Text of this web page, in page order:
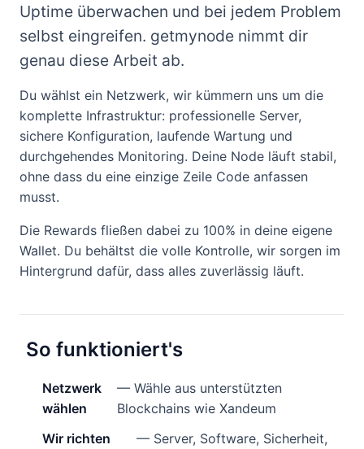
Uptime überwachen und bei jedem Problem
selbst eingreifen. getmynode nimmt dir
genau diese Arbeit ab.
Du wählst ein Netzwerk, wir kümmern uns um die
komplette Infrastruktur: professionelle Server,
sichere Konfiguration, laufende Wartung und
durchgehendes Monitoring. Deine Node läuft stabil,
ohne dass du eine einzige Zeile Code anfassen
musst.
Die Rewards fließen dabei zu 100% in deine eigene
Wallet. Du behältst die volle Kontrolle, wir sorgen im
Hintergrund dafür, dass alles zuverlässig läuft.
So funktioniert's
Netzwerk
wählen
— Wähle aus unterstützten
Blockchains wie Xandeum
Wir richten
— Server, Software, Sicherheit,